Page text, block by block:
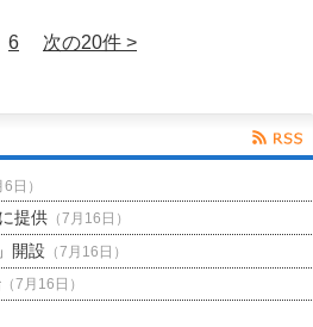
6 次の20件 >
日）
提供（7月16日）
開設 （7月16日）
（7月16日）